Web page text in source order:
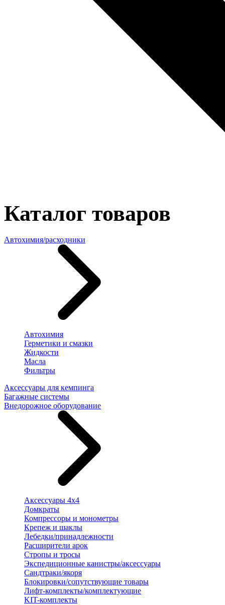
Каталог товаров
Автохимия/расходники
Автохимия
Герметики и смазки
Жидкости
Масла
Фильтры
Аксессуары для кемпинга
Багажные системы
Внедорожное оборудование
Аксессуары 4х4
Домкраты
Компрессоры и монометры
Крепеж и шаклы
Лебедки/принадлежности
Расширители арок
Стропы и тросы
Экспедиционные канистры/аксессуары
Сандтраки/якоря
Блокировки/сопутствующие товары
Лифт-комплекты/комплектующие
KIT-комплекты